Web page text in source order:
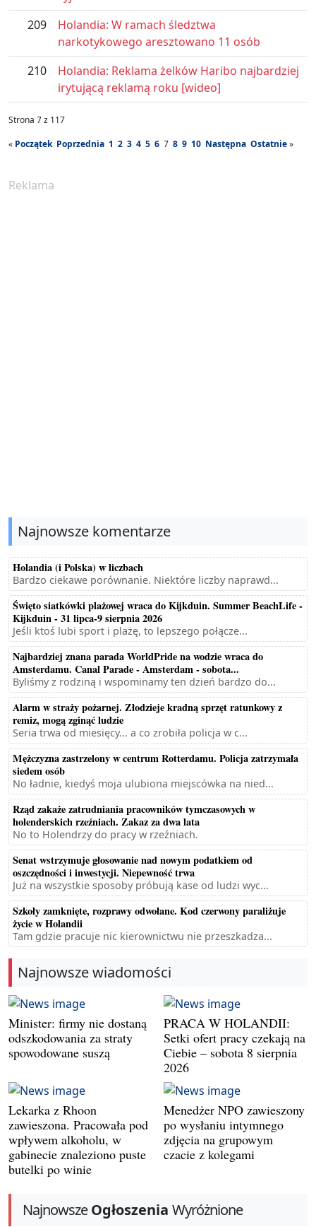
209
Holandia: W ramach śledztwa
narkotykowego aresztowano 11 osób
210
Holandia: Reklama żelków Haribo najbardziej
irytującą reklamą roku [wideo]
Strona 7 z 117
« Początek Poprzednia 1 2 3 4 5 6 7 8 9 10 Następna Ostatnie»
Reklama
Najnowsze komentarze
Holandia (i Polska) w liczbach
Bardzo ciekawe porównanie. Niektóre liczby naprawd...
Święto siatkówki plażowej wraca do Kijkduin. Summer BeachLife -
Kijkduin - 31 lipca-9 sierpnia 2026
Jeśli ktoś lubi sport i plażę, to lepszego połącze...
Najbardziej znana parada WorldPride na wodzie wraca do
Amsterdamu. Canal Parade - Amsterdam - sobota...
Byliśmy z rodziną i wspominamy ten dzień bardzo do...
Alarm w straży pożarnej. Złodzieje kradną sprzęt ratunkowy z
remiz, mogą zginąć ludzie
Seria trwa od miesięcy... a co zrobiła policja w c...
Mężczyzna zastrzelony w centrum Rotterdamu. Policja zatrzymała
siedem osób
No ładnie, kiedyś moja ulubiona miejscówka na nied...
Rząd zakaże zatrudniania pracowników tymczasowych w
holenderskich rzeźniach. Zakaz za dwa lata
No to Holendrzy do pracy w rzeźniach.
Senat wstrzymuje głosowanie nad nowym podatkiem od
oszczędności i inwestycji. Niepewność trwa
Już na wszystkie sposoby próbują kase od ludzi wyc...
Szkoły zamknięte, rozprawy odwołane. Kod czerwony paraliżuje
życie w Holandii
Tam gdzie pracuje nic kierownictwu nie przeszkadza...
Najnowsze wiadomości
Minister: firmy nie dostaną
odszkodowania za straty
spowodowane suszą
PRACA W HOLANDII:
Setki ofert pracy czekają na
Ciebie – sobota 8 sierpnia
2026
Lekarka z Rhoon
zawieszona. Pracowała pod
wpływem alkoholu, w
gabinecie znaleziono puste
butelki po winie
Menedżer NPO zawieszony
po wysłaniu intymnego
zdjęcia na grupowym
czacie z kolegami
NajnowszeOgłoszenia Wyróżnione